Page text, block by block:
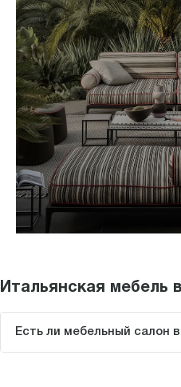
Итальянская мебель
Есть ли мебельный салон